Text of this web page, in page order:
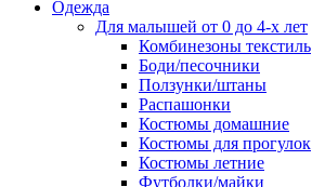
Одежда
Для малышей от 0 до 4-х лет
Комбинезоны текстиль
Боди/песочники
Ползунки/штаны
Распашонки
Костюмы домашние
Костюмы для прогулок
Костюмы летние
Футболки/майки